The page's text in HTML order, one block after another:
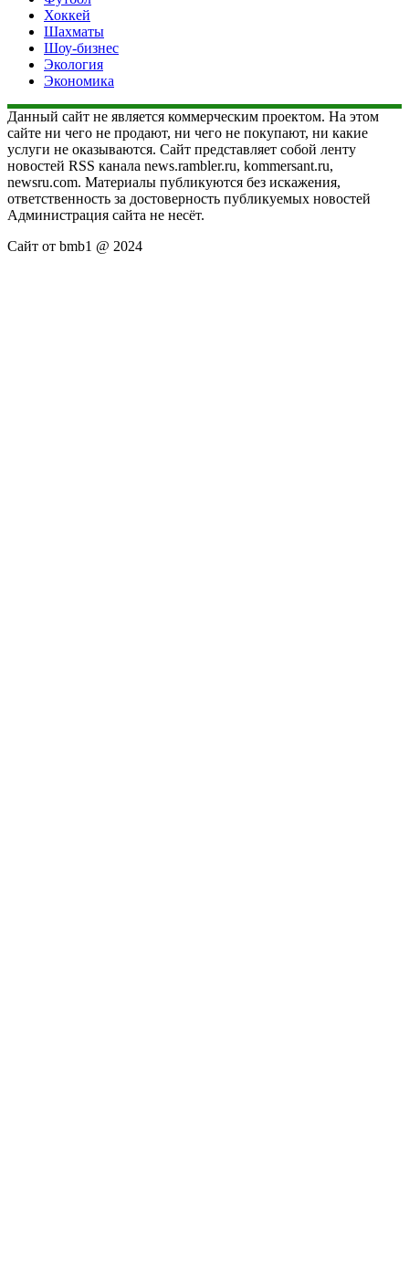
Хоккей
Шахматы
Шоу-бизнес
Экология
Экономика
Данный сайт не является коммерческим проектом. На этом
сайте ни чего не продают, ни чего не покупают, ни какие
услуги не оказываются. Сайт представляет собой ленту
новостей RSS канала news.rambler.ru, kommersant.ru,
newsru.com. Материалы публикуются без искажения,
ответственность за достоверность публикуемых новостей
Администрация сайта не несёт.
Сайт от bmb1 @ 2024